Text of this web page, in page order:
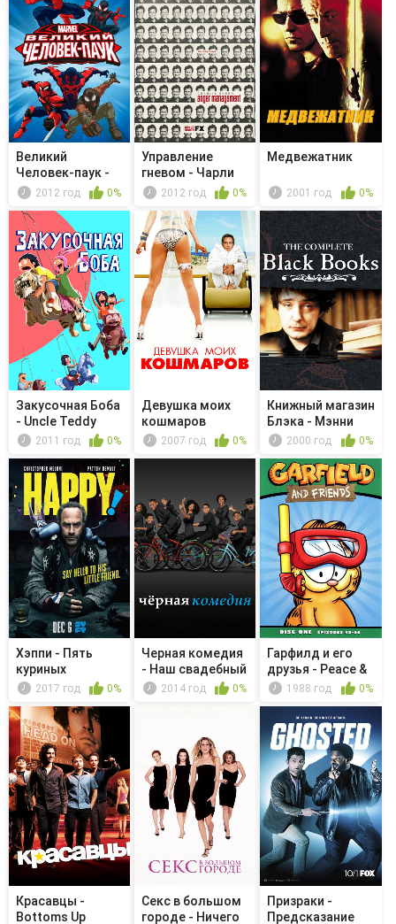
Великий
Человек-паук -
Академия Щ. И....
2012 год 0%
Управление
гневом - Чарли
встречается...
2012 год 0%
Медвежатник
2001 год 0%
Закусочная Боба
- Uncle Teddy
2011 год 0%
Девушка моих
кошмаров
2007 год 0%
Книжный магазин
Блэка - Мэнни
возвращ...
2000 год 0%
Хэппи - Пять
куриных
наггетсов и
2017 год 0%
Черная комедия
- Наш свадебный
День2014 год 0%
Гарфилд и его
друзья - Peace &
Quiet/...
1988 год 0%
Красавцы -
Bottoms Up
Секс в большом
городе - Ничего
Призраки -
Предсказание